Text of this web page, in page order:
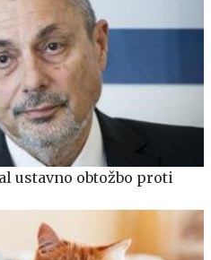
ustavno obtožbo proti